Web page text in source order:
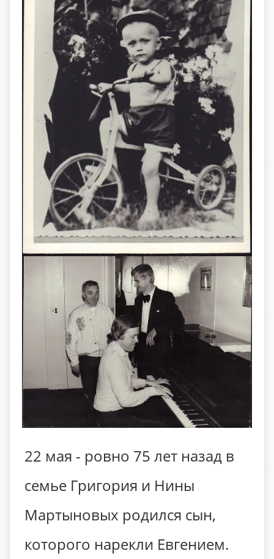
22 мая - ровно 75 лет назад в
семье Григория и Нины
Мартыновых родился сын,
которого нарекли Евгением.